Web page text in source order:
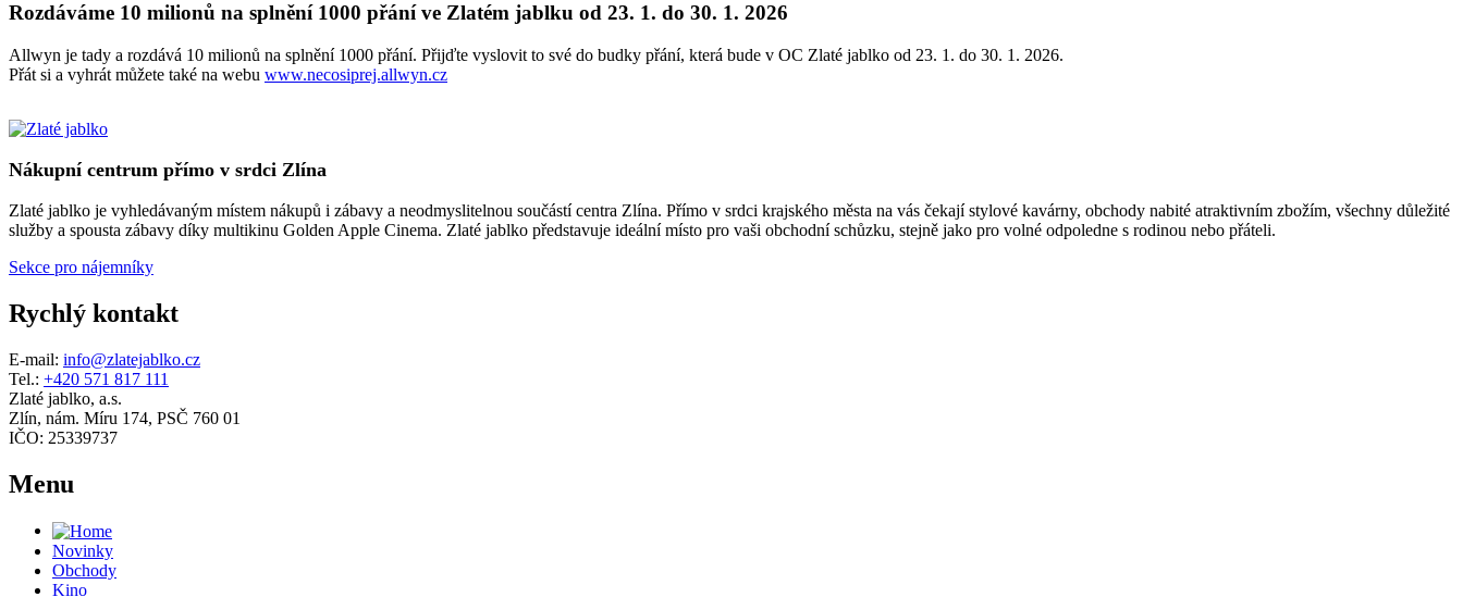
Rozdáváme 10 milionů na splnění 1000 přání ve Zlatém jablku od 23. 1. do 30. 1. 2026
Allwyn je tady a rozdává 10 milionů na splnění 1000 přání. Přijďte vyslovit to své do budky přání, která bude v OC Zlaté jablko od 23. 1. do 30. 1. 2026.
Přát si a vyhrát můžete také na webu www.necosiprej.allwyn.cz
Nákupní centrum přímo v srdci Zlína
Zlaté jablko je vyhledávaným místem nákupů i zábavy a neodmyslitelnou součástí centra Zlína. Přímo v srdci krajského města na vás čekají stylové kavárny, obchody nabité atraktivním zbožím, všechny důležité
služby a spousta zábavy díky multikinu Golden Apple Cinema. Zlaté jablko představuje ideální místo pro vaši obchodní schůzku, stejně jako pro volné odpoledne s rodinou nebo přáteli.
Sekce pro nájemníky
Rychlý kontakt
E-mail: info@zlatejablko.cz
Tel.: +420 571 817 111
Zlaté jablko, a.s.
Zlín, nám. Míru 174, PSČ 760 01
IČO: 25339737
Menu
Novinky
Obchody
Kino